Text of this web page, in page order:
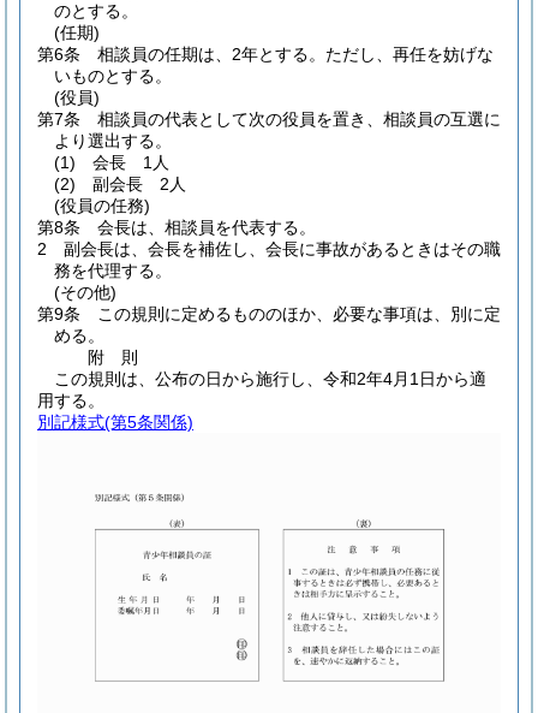
のとする。
(任期)
第6条
相談員の任期は、2年とする。 ただし、再任を妨げな
いものとする。
(役員)
第7条
相談員の代表として次の役員を置き、相談員の互選に
より選出する。
(1)
会長 1人
(2)
副会長 2人
(役員の任務)
第8条
会長は、相談員を代表する。
2
副会長は、会長を補佐し、会長に事故があるときはその職
務を代理する。
(その他)
第9条
この規則に定めるもののほか、必要な事項は、別に定
める。
附 則
この規則は、公布の日から施行し、令和2年4月1日から適
用する。
別記様式(第5条関係)